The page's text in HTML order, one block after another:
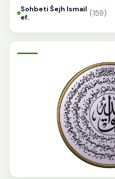
Sohbeti Šejh Ismail
ef.
(159)